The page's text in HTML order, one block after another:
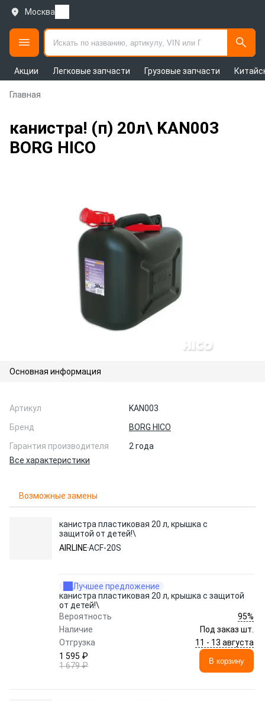
Москва
Акции Легковые запчасти Грузовые запчасти
Главная
канистра! (п) 20л\ KAN003
BORG HICO
Основная информация
Артикул
KAN003
Бренд
BORG HICO
Гарантия производителя
2 года
Все характеристики
Возможные замены
канистра пластиковая 20 л, крышка с
защитой от детей!\
AIRLINEACF-20S
Лучшее предложение
канистра пластиковая 20 л, крышка с защитой
от детей!\
Вероятность
95%
Наличие
Под заказ шт.
Отгрузка
11 - 13 августа
1 595 ₽
1 679 ₽
В корзину